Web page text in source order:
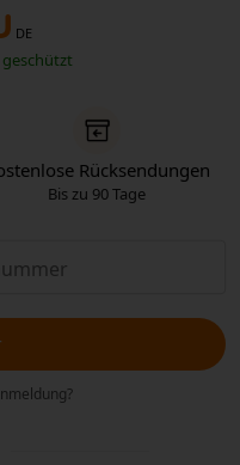
DE
Rücksendungen
Bis zu 90 Tage